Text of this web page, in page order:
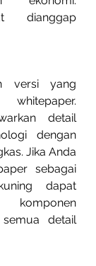
dianggap
versi yang
detail
dengan
Jika Anda
sebagai
dapat
komponen
detail